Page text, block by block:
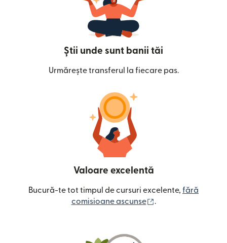
Știi unde sunt banii tăi
Urmărește transferul la fiecare pas.
Valoare excelentă
Bucură-te tot timpul de cursuri excelente, fără
comisioane ascunse
.